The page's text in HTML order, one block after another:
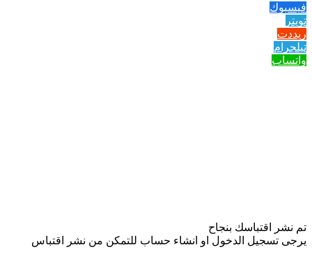
فيسبوك
تويتر
ريددت
تيلجرام
واتساب
تم نشر اقتباسك بنجاح
يرجى تسجيل الدخول او انشاء حساب للتمكن من نشر اقتباس